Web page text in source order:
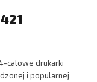
calowe drukarki
i popularnej